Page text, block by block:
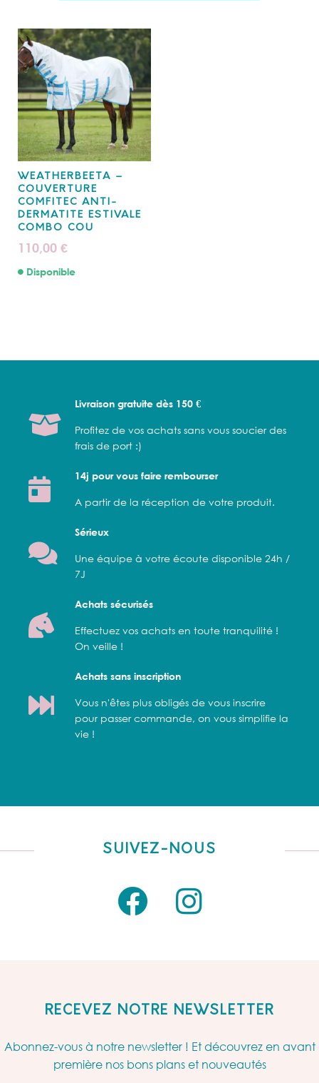
WEATHERBEETA –
COUVERTURE
COMFITEC ANTI-
DERMATITE ESTIVALE
COMBO COU
110,00 €
Disponible
Livraison gratuite dès 150 €
Profitez de vos achats sans vous soucier des
frais de port :)
14j pour vous faire rembourser
A partir de la réception de votre produit.
Sérieux
Une équipe à votre écoute disponible 24h /
7J
Achats sécurisés
Effectuez vos achats en toute tranquilité !
On veille !
Achats sans inscription
Vous n'êtes plus obligés de vous inscrire
pour passer commande, on vous simplifie la
vie !
SUIVEZ-NOUS
RECEVEZ NOTRE NEWSLETTER
Abonnez-vous à notre newsletter ! Et découvrez en avant
première nos bons plans et nouveautés